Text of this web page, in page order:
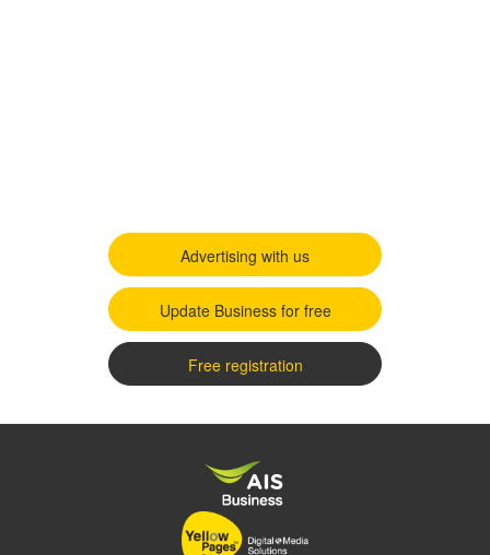
Advertising with us
Update Business for free
Free registration